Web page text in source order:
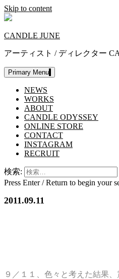
Skip to content
CANDLE JUNE
アーティスト / ディレクター
Primary Menu
NEWS
WORKS
ABOUT
CANDLE ODYSSEY
ONLINE STORE
CONTACT
INSTAGRAM
RECRUIT
検索:
Press Enter / Return to begin your
2011.09.11
９／１１、色々と考えた結果